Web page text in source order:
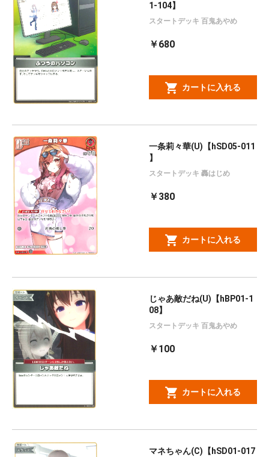
1-104】
スタートデッキ 百鬼あやめ
￥680
カートに入れる
一条莉々華(U)【hSD05-011
】
スタートデッキ 轟はじめ
￥380
カートに入れる
じゃあ敵だね(U)【hBP01-1
08】
スタートデッキ 百鬼あやめ
￥100
カートに入れる
マネちゃん(C)【hSD01-017